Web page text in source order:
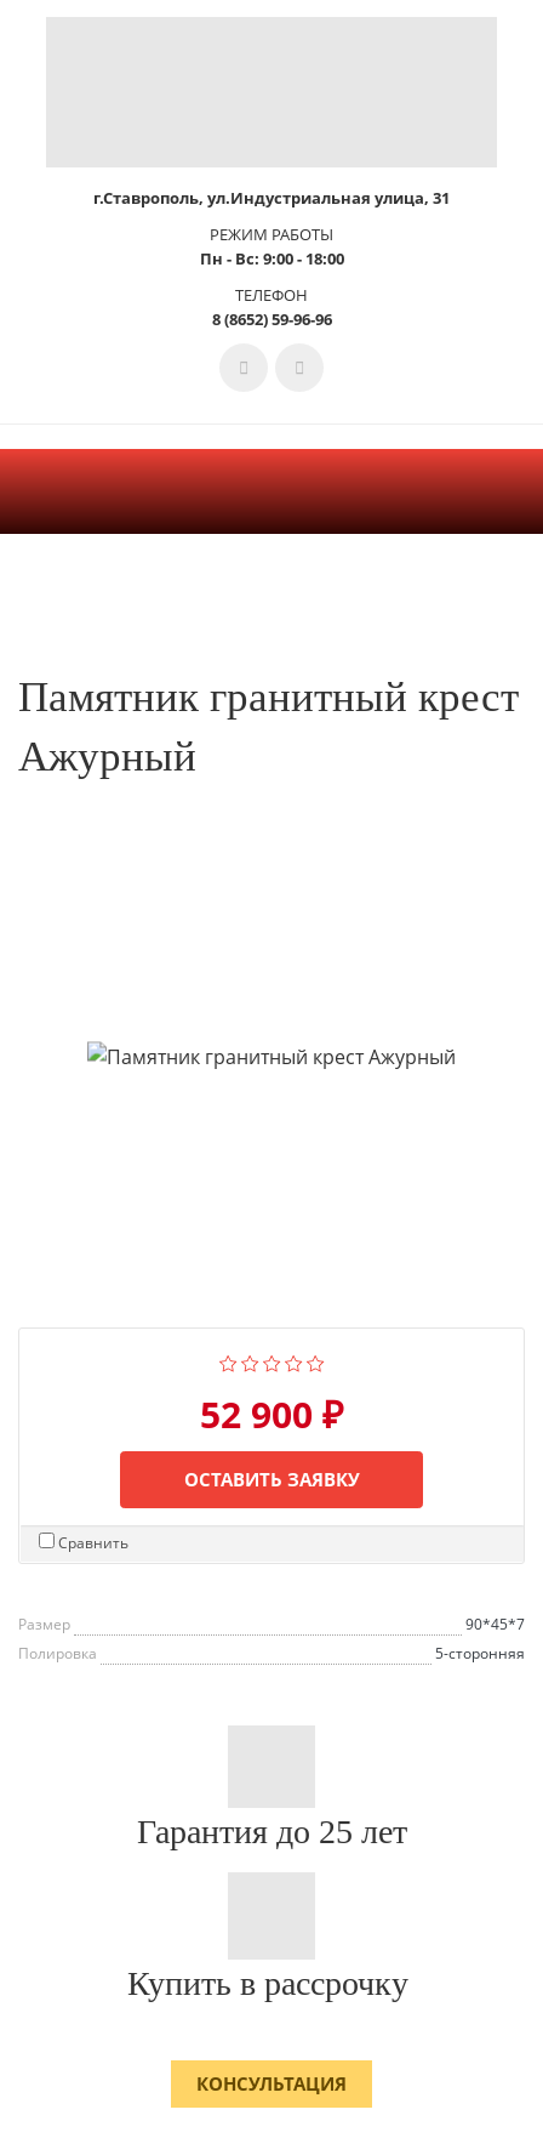
г.Ставрополь, ул.Индустриальная улица, 31
РЕЖИМ РАБОТЫ
Пн - Вс: 9:00 - 18:00
ТЕЛЕФОН
8 (8652) 59-96-96
Памятник гранитный крест
Ажурный
52 900 ₽
ОСТАВИТЬ ЗАЯВКУ
Сравнить
Размер
90*45*7
Полировка
5-сторонняя
Гарантия до 25 лет
Купить в рассрочку
КОНСУЛЬТАЦИЯ